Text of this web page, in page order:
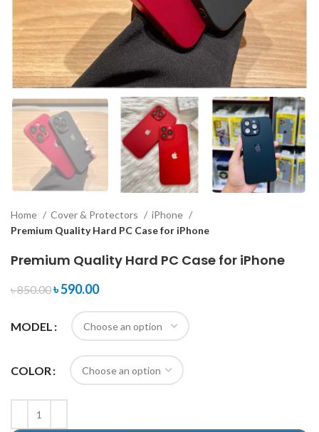
Home Cover & Protectors
iPhone
Premium Quality Hard PC Case for iPhone
Premium Quality Hard PC Case for iPhone
৳850.00৳590.00
MODEL
COLOR